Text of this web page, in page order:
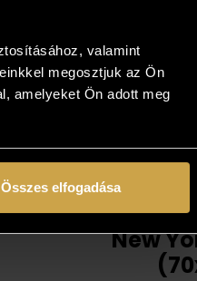
valamint
megosztjuk az Ön
amelyeket Ön adott meg
Összes elfogadása
New